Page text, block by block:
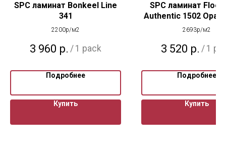
SPC ламинат Bonkeel Line
341
2200р/м2
3 960 р. / 1 pack
Подробнее
Купить
SPC ламинат
Authentic 1502
цветок
2693р/м2
3 520 р. / 1
Подробнее
Купить